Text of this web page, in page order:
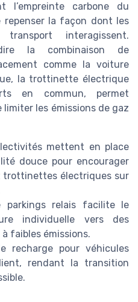
l’empreinte carbone du
repenser la façon dont les
interagissent.
dire la combinaison de
comme la voiture
la trottinette électrique
en commun, permet
les émissions de gaz
mettent en place
douce pour encourager
trottinettes électriques sur
parkings relais facilite le
individuelle vers des
faibles émissions.
recharge pour véhicules
rendant la transition